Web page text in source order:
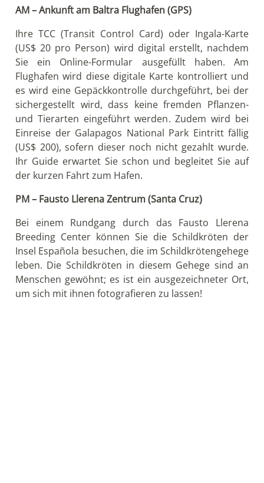
Die Halbinsel Cormorant Point formt das
nördlichste Kap von Floreana, welche mit
unzähligen kleineren Vulkankegeln übersät ist, die
wiederum mit tropischem dürrem Wald bedeckt
sind (palo santo).
Bei der Ankunft am Strand werden Sie von einer
Galapagos Seelöwen Kolonie begrüßt. Der grüne
Sand am Strand beinhaltet einen hohen
prozentualen Anteil an glasklaren olivgrünen
Kristallen, die von den umliegenden Tuffkegeln
weggeblasen wurden.
Der “Mehlsand” Strand auf der südlichen Seite der
Halbinsel besteht aus noch feinerem, weißen Sand,
der sich sehr weich unter Ihren Füßen anfühlt. Die
Papageienfische haben ihn zermahlen, indem sie die
kalkhaltigen Skelette von lebendigen Korallen
zerrieben haben. Sie werden viele Stachelrochen
sehen, die diesen Sand lieben um sich zu
verstecken. In den ersten Monaten im Jahr kommen
Suppenschildkröten angeschwommen, um ihre Eier